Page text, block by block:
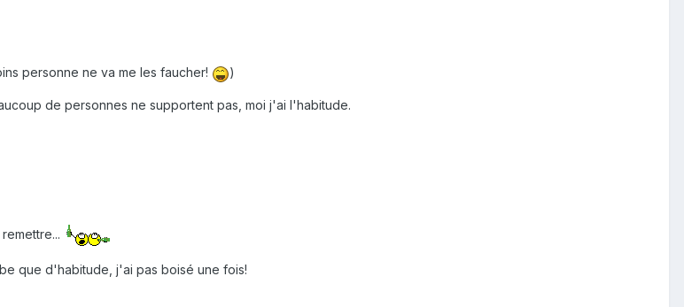
personne ne va me les faucher! )
de personnes ne supportent pas, moi j'ai l'habitude.
que d'habitude, j'ai pas boisé une fois!